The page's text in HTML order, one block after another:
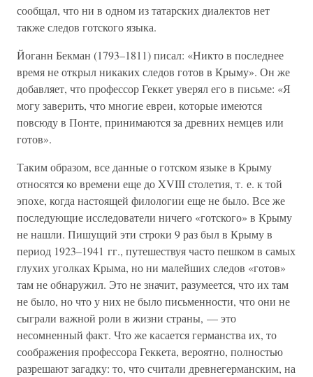
сообщал, что ни в одном из татарских диалектов нет
также следов готского языка.
Йоганн Бекман (1793–1811) писал: «Никто в последнее
время не открыл никаких следов готов в Крыму». Он же
добавляет, что профессор Геккет уверял его в письме: «Я
могу заверить, что многие евреи, которые имеются
повсюду в Понте, принимаются за древних немцев или
готов».
Таким образом, все данные о готском языке в Крыму
относятся ко времени еще до XVIII столетия, т. е. к той
эпохе, когда настоящей филологии еще не было. Все же
последующие исследователи ничего «готского» в Крыму
не нашли. Пишущий эти строки 9 раз был в Крыму в
период 1923–1941 гг., путешествуя часто пешком в самых
глухих уголках Крыма, но ни малейших следов «готов»
там не обнаружил. Это не значит, разумеется, что их там
не было, но что у них не было письменности, что они не
сыграли важной роли в жизни страны, — это
несомненный факт. Что же касается германства их, то
соображения профессора Геккета, вероятно, полностью
разрешают загадку: то, что считали древнегерманским, на